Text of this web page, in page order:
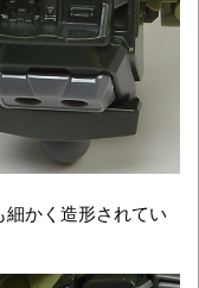
かく造形されてい